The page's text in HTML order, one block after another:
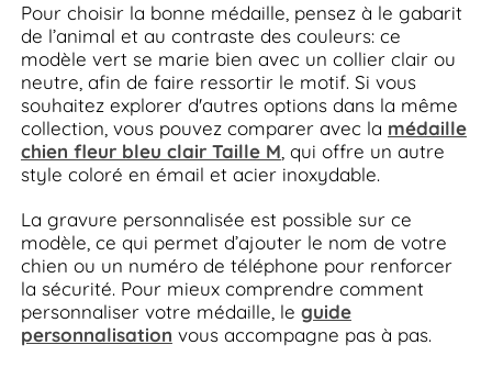
Pour choisir la bonne médaille, pensez à le gabarit
de l’animal et au contraste des couleurs: ce
modèle vert se marie bien avec un collier clair ou
neutre, afin de faire ressortir le motif. Si vous
souhaitez explorer d'autres options dans la même
collection, vous pouvez comparer avec la médaille
chien fleur bleu clair Taille M, qui offre un autre
style coloré en émail et acier inoxydable.
La gravure personnalisée est possible sur ce
modèle, ce qui permet d’ajouter le nom de votre
chien ou un numéro de téléphone pour renforcer
la sécurité. Pour mieux comprendre comment
personnaliser votre médaille, le guide
personnalisation vous accompagne pas à pas.